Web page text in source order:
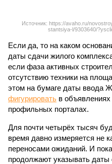
Источник: https://avaho.ru/
stantsiya-l/9303640/
Если да, то на каком
даты сдачи жилого
если фаза активных
отсутствию техники на
этом на бумаге даты ввода
фигурировать в
профильных порталах.
Для почти четырёх тысяч
время давно измеряется не
переносами ожиданий. И
продолжают указывать